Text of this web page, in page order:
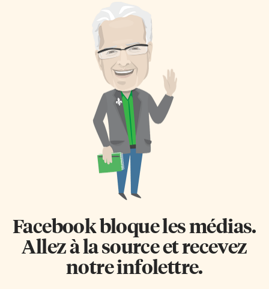
Facebook bloque les médias.
Allez à la source et recevez
notre infolettre.